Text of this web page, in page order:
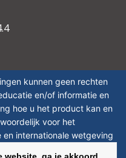
kunnen geen rechten
en/of informatie en
hoe u het product kan en
voor het
internationale wetgeving